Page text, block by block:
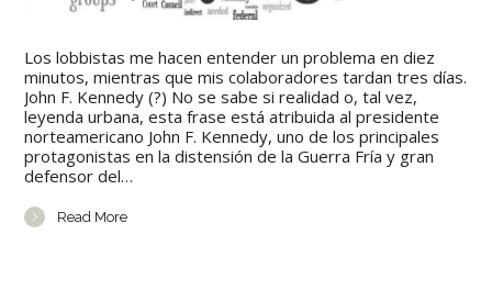
Los lobbistas me hacen entender un problema en diez
minutos, mientras que mis colaboradores tardan tres días.
John F. Kennedy (?) No se sabe si realidad o, tal vez,
leyenda urbana, esta frase está atribuida al presidente
norteamericano John F. Kennedy, uno de los principales
protagonistas en la distensión de la Guerra Fría y gran
defensor del…
Read More